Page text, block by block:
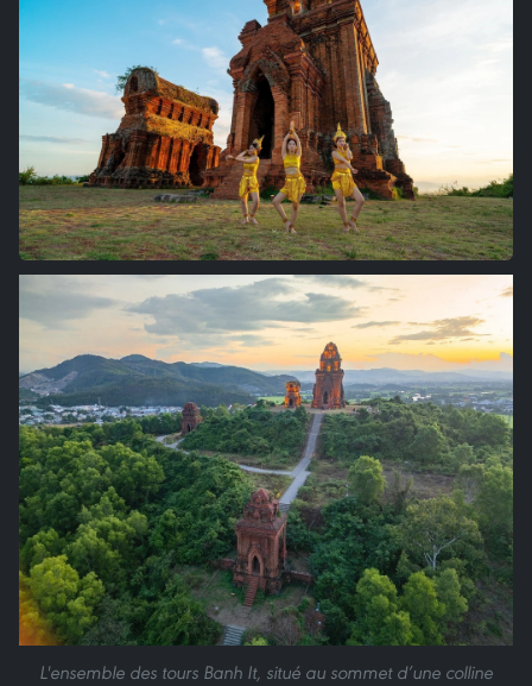
L'ensemble des tours Banh It, situé au sommet d’une colline